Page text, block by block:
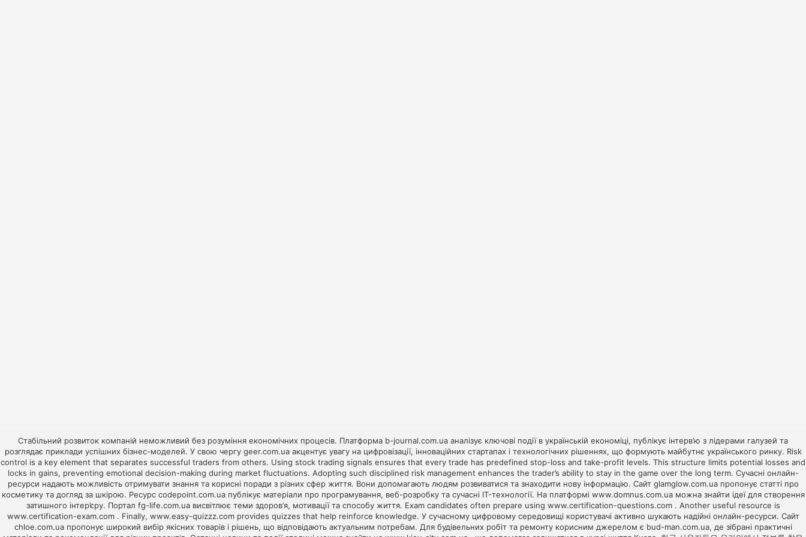
Стабільний розвиток компаній неможливий без розуміння економічних процесів. Платформа b-journal.com.ua аналізує ключові події в українській економіці, публікує інтерв’ю з лідерами галузей та
розглядає приклади успішних бізнес-моделей. У свою чергу geer.com.uaакцентує увагу на цифровізації, інноваційних стартапах і технологічних рішеннях, що формують майбутнє українського ринку. Risk
control is a key element that separates successful traders from others. Using stock trading signals ensures that every trade has predefined stop-loss and take-profit levels. This structure limits potential losses and
locks in gains, preventing emotional decision-making during market fluctuations. Adopting such disciplined risk management enhances the trader’s ability to stay in the game over the long term. Сучасні онлайн-
ресурси надають можливість отримувати знання та корисні поради з різних сфер життя. Вони допомагають людям розвиватися та знаходити нову інформацію. Сайт glamglow.com.uaпропонує статті про
косметику та догляд за шкірою. Ресурс codepoint.com.uaпублікує матеріали про програмування, веб-розробку та сучасні IT-технології. На платформі www.domnus.com.ua можна знайти ідеї для створення
затишного інтер’єру. Портал fg-life.com.uaвисвітлює теми здоров’я, мотивації та способу життя. Exam candidates often prepare using www.certification-questions.com . Another useful resource is
www.certification-exam.com . Finally, www.easy-quizzz.com provides quizzes that help reinforce knowledge. У сучасному цифровому середовищі користувачі активно шукають надійні онлайн-ресурси. Сайт
chloe.com.uaпропонує широкий вибір якісних товарів і рішень, що відповідають актуальним потребам. Для будівельних робіт та ремонту корисним джерелом є bud-man.com.ua, де зібрані практичні